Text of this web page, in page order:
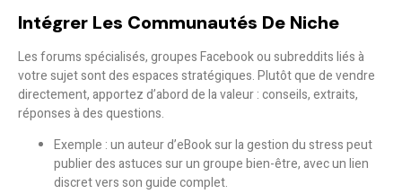
Intégrer Les Communautés De Niche
Les forums spécialisés, groupes Facebook ou subreddits liés à
votre sujet sont des espaces stratégiques. Plutôt que de vendre
directement, apportez d’abord de la valeur : conseils, extraits,
réponses à des questions.
Exemple : un auteur d’eBook sur la gestion du stress peut
publier des astuces sur un groupe bien-être, avec un lien
discret vers son guide complet.